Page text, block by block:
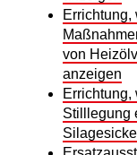
von
anzeigen
Stilllegung